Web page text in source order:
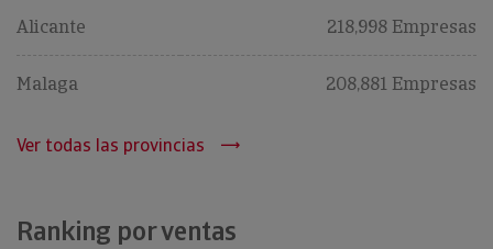
Alicante 218,998 Empresas
Malaga 208,881 Empresas
Ver todas las provincias
Ranking por ventas